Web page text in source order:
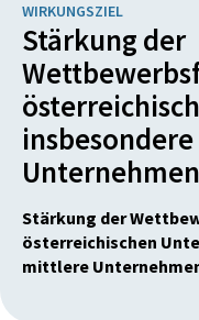
WIRKUNGSZIEL
Stärkung der
Stärkung der
österreichischen
mittlere